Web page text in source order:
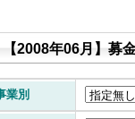
【2008年06月】募
業別